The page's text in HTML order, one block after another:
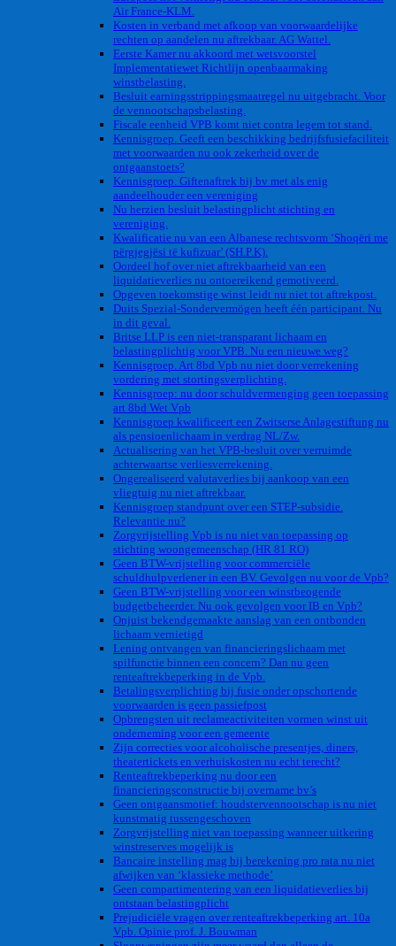
Air France-KLM.
Kosten in verband met afkoop van voorwaardelijke
rechten op aandelen nu aftrekbaar. AG Wattel.
Eerste Kamer nu akkoord met wetsvoorstel
Implementatiewet Richtlijn openbaarmaking
winstbelasting.
Besluit earningsstrippingsmaatregel nu uitgebracht. Voor
de vennootschapsbelasting.
Fiscale eenheid VPB komt niet contra legem tot stand.
Kennisgroep. Geeft een beschikking bedrijfsfusiefaciliteit
met voorwaarden nu ook zekerheid over de
ontgaanstoets?
Kennisgroep. Giftenaftrek bij bv met als enig
aandeelhouder een vereniging
Nu herzien besluit belastingplicht stichting en
vereniging.
Kwalificatie nu van een Albanese rechtsvorm ‘Shoqëri me
përgjegjësi të kufizuar’ (SH.P.K).
Oordeel hof over niet aftrekbaarheid van een
liquidatieverlies nu ontoereikend gemotiveerd.
Opgeven toekomstige winst leidt nu niet tot aftrekpost.
Duits Spezial-Sondervermögen heeft één participant. Nu
in dit geval.
Britse LLP is een niet-transparant lichaam en
belastingplichtig voor VPB. Nu een nieuwe weg?
Kennisgroep. Art 8bd Vpb nu niet door verrekening
vordering met stortingsverplichting.
Kennisgroep: nu door schuldvermenging geen toepassing
art 8bd Wet Vpb
Kennisgroep kwalificeert een Zwitserse Anlagestiftung nu
als pensioenlichaam in verdrag NL/Zw.
Actualisering van het VPB-besluit over verruimde
achterwaartse verliesverrekening.
Ongerealiseerd valutaverlies bij aankoop van een
vliegtuig nu niet aftrekbaar.
Kennisgroep standpunt over een STEP-subsidie.
Relevantie nu?
Zorgvrijstelling Vpb is nu niet van toepassing op
stichting woongemeenschap (HR 81 RO)
Geen BTW-vrijstelling voor commerciële
schuldhulpverlener in een BV. Gevolgen nu voor de Vpb?
Geen BTW-vrijstelling voor een winstbeogende
budgetbeheerder. Nu ook gevolgen voor IB en Vpb?
Onjuist bekendgemaakte aanslag van een ontbonden
lichaam vernietigd
Lening ontvangen van financieringslichaam met
spilfunctie binnen een concern? Dan nu geen
renteaftrekbeperking in de Vpb.
Betalingsverplichting bij fusie onder opschortende
voorwaarden is geen passiefpost
Opbrengsten uit reclameactiviteiten vormen winst uit
onderneming voor een gemeente
Zijn correcties voor alcoholische presentjes, diners,
theatertickets en verhuiskosten nu echt terecht?
Renteaftrekbeperking nu door een
financieringsconstructie bij overname bv’s
Geen ontgaansmotief: houdstervennootschap is nu niet
kunstmatig tussengeschoven
Zorgvrijstelling niet van toepassing wanneer uitkering
winstreserves mogelijk is
Bancaire instelling mag bij berekening pro rata nu niet
afwijken van ‘klassieke methode’
Geen compartimentering van een liquidatieverlies bij
ontstaan belastingplicht
Prejudiciële vragen over renteaftrekbeperking art. 10a
Vpb. Opinie prof. J. Bouwman